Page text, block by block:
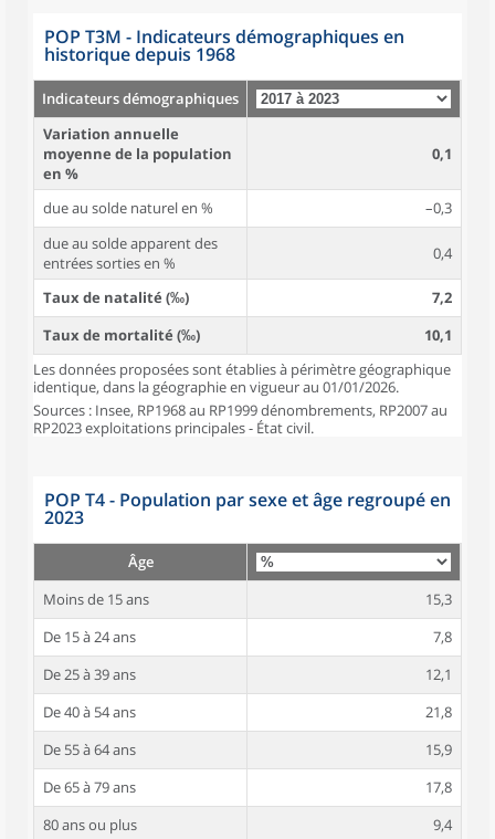
POP T3M - Indicateurs démographiques en
historique depuis 1968
Indicateurs démographiques
Variation annuelle
moyenne de la population
en %
0,1
due au solde naturel en %
–0,3
due au solde apparent des
entrées sorties en %
0,4
Taux de natalité (‰)
7,2
Taux de mortalité (‰)
10,1
Les données proposées sont établies à périmètre géographique
identique, dans la géographie en vigueur au 01/01/2026.
Sources : Insee, RP1968 au RP1999 dénombrements, RP2007 au
RP2023 exploitations principales - État civil.
POP T4 - Population par sexe et âge regroupé en
2023
Âge
Moins de 15 ans
15,3
De 15 à 24 ans
7,8
De 25 à 39 ans
12,1
De 40 à 54 ans
21,8
De 55 à 64 ans
15,9
De 65 à 79 ans
17,8
80 ans ou plus
9,4